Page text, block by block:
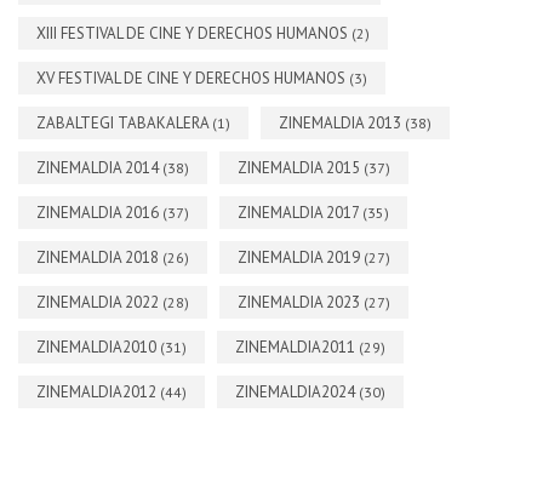
XIII FESTIVAL DE CINE Y DERECHOS HUMANOS (2)
XV FESTIVAL DE CINE Y DERECHOS HUMANOS (3)
ZABALTEGI TABAKALERA (1) ZINEMALDIA 2013 (38)
ZINEMALDIA 2014 (38) ZINEMALDIA 2015 (37)
ZINEMALDIA 2016 (37) ZINEMALDIA 2017 (35)
ZINEMALDIA 2018 (26) ZINEMALDIA 2019 (27)
ZINEMALDIA 2022 (28) ZINEMALDIA 2023 (27)
ZINEMALDIA2010 (31) ZINEMALDIA2011 (29)
ZINEMALDIA2012 (44) ZINEMALDIA2024 (30)